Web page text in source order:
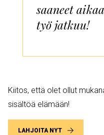
saaneet
työ jatkuu!
Kiitos, että olet ollut
sisältöä elämään!
LAHJOITA NYT